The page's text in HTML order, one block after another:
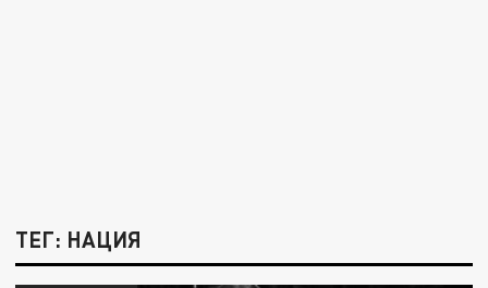
ТЕГ: НАЦИЯ